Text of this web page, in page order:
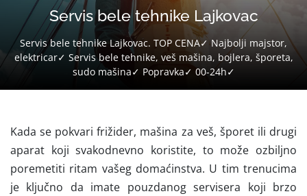
Servis bele tehnike Lajkovac
Servis bele tehnike Lajkovac. TOP CENA✓ Najbolji majstor,
elektricar✓ Servis bele tehnike, veš mašina, bojlera, šporeta,
sudo mašina✓ Popravka✓ 00-24h✓
Kada se pokvari frižider, mašina za veš, šporet ili drugi
aparat koji svakodnevno koristite, to može ozbiljno
poremetiti ritam vašeg domaćinstva. U tim trenucima
je ključno da imate pouzdanog servisera koji brzo